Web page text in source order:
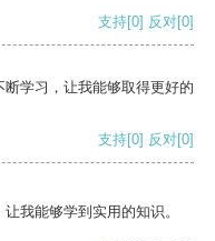
支持[0] 反对[0]
学习，让我能够取得更好的
支持[0] 反对[0]
我能够学到实用的知识。